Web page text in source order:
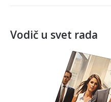
Vodič u svet rada